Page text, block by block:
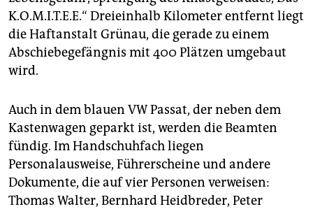
K.O.M.I.T.E.E.“ Dreieinhalb Kilometer entfernt liegt
die Haftanstalt Grünau, die gerade zu einem
Abschiebegefängnis mit 400 Plätzen umgebaut
wird.
Auch in dem blauen VW Passat, der neben dem
Kastenwagen geparkt ist, werden die Beamten
fündig. Im Handschuhfach liegen
Personalausweise, Führerscheine und andere
Dokumente, die auf vier Personen verweisen:
Thomas Walter, Bernhard Heidbreder, Peter